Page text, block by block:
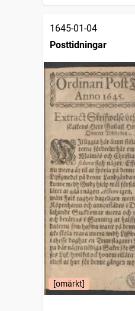
1645-01-04
Posttidningar
[omärkt]